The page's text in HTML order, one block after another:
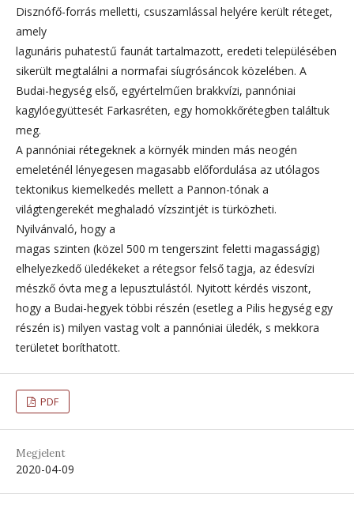
Disznófő-forrás melletti, csuszamlással helyére került réteget,
amely
lagunáris puhatestű faunát tartalmazott, eredeti településében
sikerült megtalálni a normafai síugrósáncok közelében. A
Budai-hegység első, egyértelműen brakkvízi, pannóniai
kagylóegyüttesét Farkasréten, egy homokkőrétegben találtuk
meg.
A pannóniai rétegeknek a környék minden más neogén
emeleténél lényegesen magasabb előfordulása az utólagos
tektonikus kiemelkedés mellett a Pannon-tónak a
világtengerekét meghaladó vízszintjét is türközheti.
Nyilvánvaló, hogy a
magas szinten (közel 500 m tengerszint feletti magasságig)
elhelyezkedő üledékeket a rétegsor felső tagja, az édesvízi
mészkő óvta meg a lepusztulástól. Nyitott kérdés viszont,
hogy a Budai-hegyek többi részén (esetleg a Pilis hegység egy
részén is) milyen vastag volt a pannóniai üledék, s mekkora
területet boríthatott.
PDF
Megjelent
2020-04-09